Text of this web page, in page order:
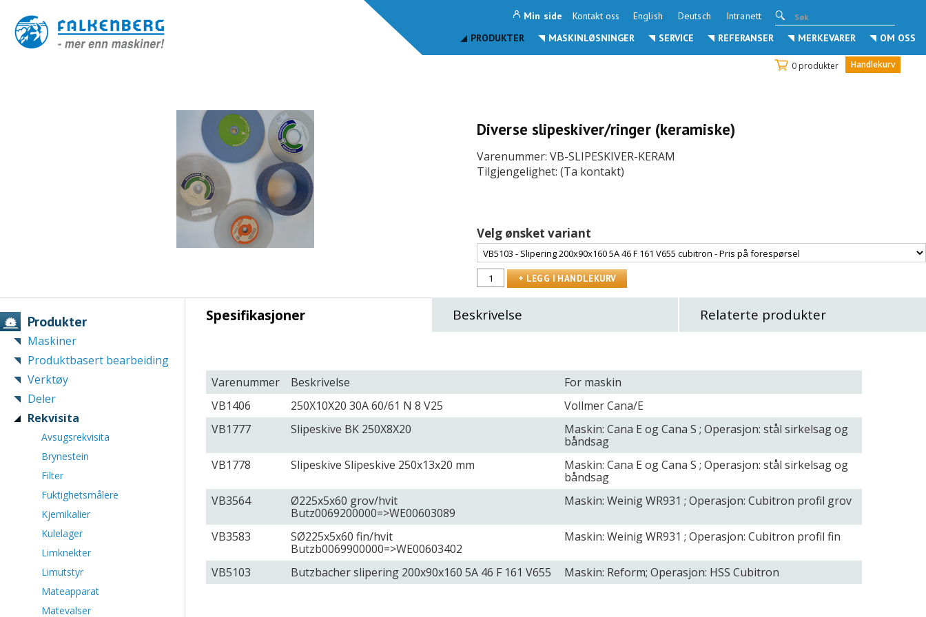
English Deutsch Intranett
Kontakt oss
Min side
PRODUKTER
MASKINLØSNINGER SERVICE REFERANSER MERKEVARER OM OSS
0 produkter Handlekurv
Diverse slipeskiver/ringer (keramiske)
Varenummer: VB-SLIPESKIVER-KERAM
Tilgjengelighet: (Ta kontakt)
Velg ønsket variant
Produkter
Maskiner
Produktbasert bearbeiding
Verktøy
Deler
Rekvisita
Avsugsrekvisita
Brynestein
Filter
Fuktighetsmålere
Kjemikalier
Kulelager
Limknekter
Limutstyr
Mateapparat
Matevalser
Spesifikasjoner Beskrivelse Relaterte produkter
Varenummer Beskrivelse
For maskin
VB1406
250X10X20 30A 60/61 N 8 V25
Vollmer Cana/E
VB1777
Slipeskive BK 250X8X20
Maskin: Cana E og Cana S ; Operasjon: stål sirkelsag og
båndsag
VB1778
Slipeskive Slipeskive 250x13x20 mm
Maskin: Cana E og Cana S ; Operasjon: stål sirkelsag og
båndsag
VB3564
Ø225x5x60 grov/hvit
Butz0069200000=>WE00603089
Maskin: Weinig WR931 ; Operasjon: Cubitron profil grov
VB3583
SØ225x5x60 fin/hvit
Butzb0069900000=>WE00603402
Maskin: Weinig WR931 ; Operasjon: Cubitron profil fin
VB5103 Butzbacher slipering 200x90x160 5A 46 F 161 V655 Maskin: Reform; Operasjon: HSS Cubitron